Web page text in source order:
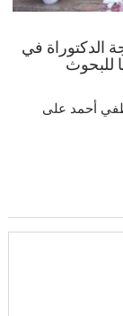
الدكتوراة في
للبحوث
أحمد على